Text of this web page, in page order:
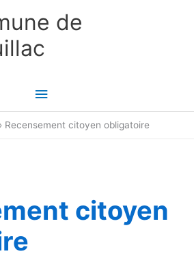
de
Menu
principal
Recensement citoyen obligatoire
citoyen